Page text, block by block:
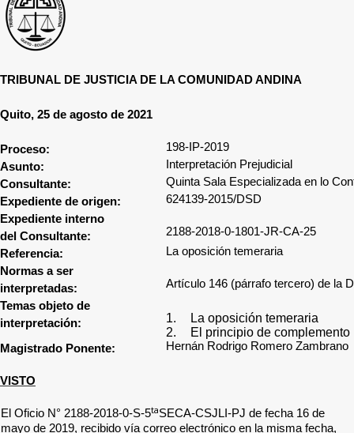
TRIBUNAL DE JUSTICIA DE LA COMUNIDAD ANDINA
Quito, 25 de agosto de 2021
Proceso:
198-IP-2019
Asunto:
Interpretación Prejudicial
Consultante:
Quinta Sala Especializada en lo
Expediente de origen:
624139-2015/DSD
Expediente interno
del Consultante:
2188-2018-0-1801-JR-CA-25
Referencia:
La oposición temeraria
Normas a ser
interpretadas:
Artículo 146 (párrafo tercero) de la
Temas objeto de
interpretación:
1.
La oposición temeraria
2.
El principio de
Magistrado Ponente: Hernán Rodrigo Romero Zambrano
VISTO
El Oficio N° 2188-2018-0-S-5taSECA-CSJLI-PJ de fecha 16 de
mayo de 2019, recibido vía correo electrónico en la misma fecha,